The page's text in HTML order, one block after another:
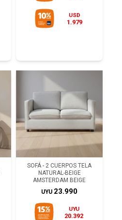
USD
1.979
SOFÁ - 2 CUERPOS TELA
NATURAL-BEIGE
AMSTERDAM BEIGE
UYU 23.990
UYU
20.392